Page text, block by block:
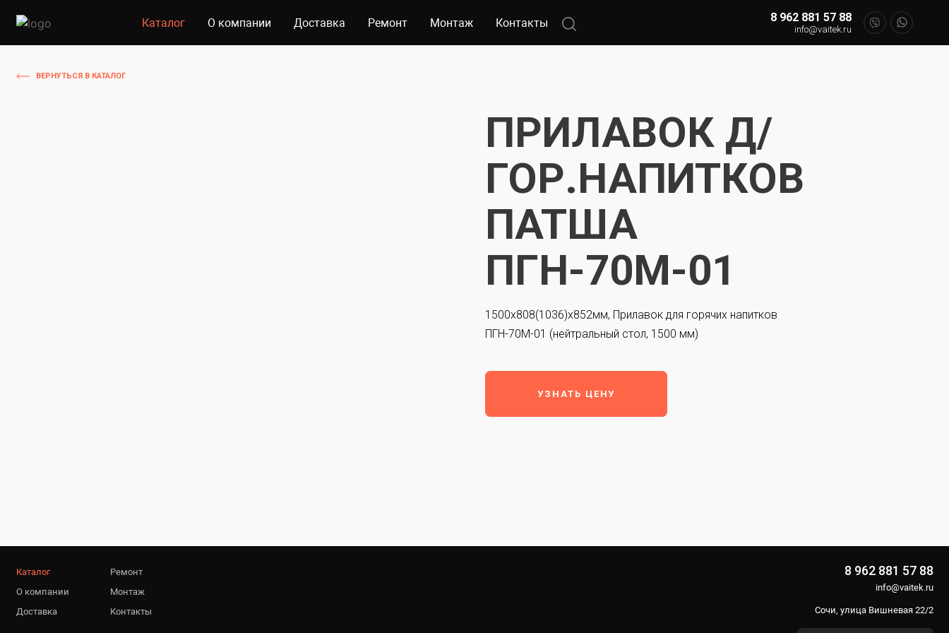
Каталог О компании Доставка Ремонт Монтаж Контакты 8 962 881 57 88
info@vaitek.ru
ВЕРНУТЬСЯ В КАТАЛОГ
ПРИЛАВОК Д/
ГОР.НАПИТКОВ
ПАТША
ПГН-70М-01
1500x808(1036)x852мм, Прилавок для горячих напитков
ПГН-70М-01 (нейтральный стол, 1500 мм)
УЗНАТЬ ЦЕНУ
Каталог
О компании
Доставка
Ремонт
Монтаж
Контакты
8 962 881 57 88
info@vaitek.ru
Сочи, улица Вишневая 22/2